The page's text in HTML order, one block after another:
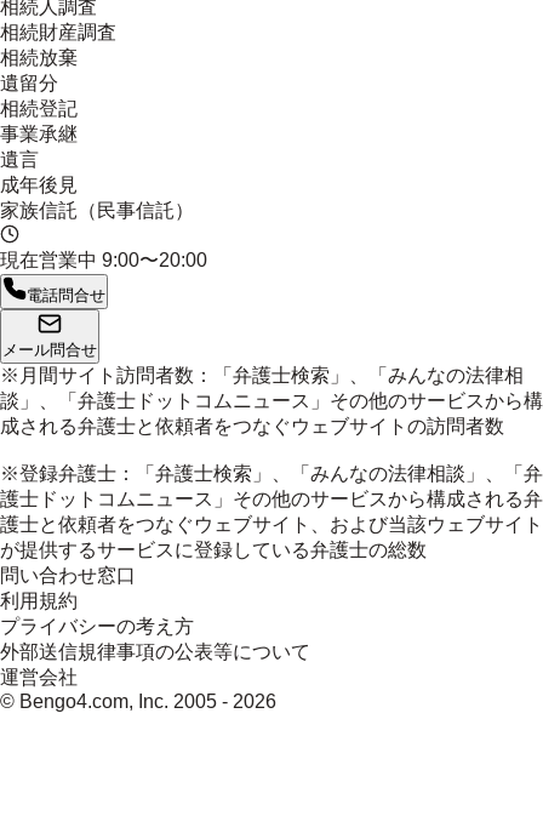
相続人調査
相続財産調査
相続放棄
遺留分
相続登記
事業承継
遺言
成年後見
家族信託（民事信託）
現在営業中 9:00〜20:00
電話問合せ
メール問合せ
※月間サイト訪問者数：「弁護士検索」、「みんなの法律相
談」、「弁護士ドットコムニュース」その他のサービスから構
成される弁護士と依頼者をつなぐウェブサイトの訪問者数
※登録弁護士：「弁護士検索」、「みんなの法律相談」、「弁
護士ドットコムニュース」その他のサービスから構成される弁
護士と依頼者をつなぐウェブサイト、および当該ウェブサイト
が提供するサービスに登録している弁護士の総数
問い合わせ窓口
利用規約
プライバシーの考え方
外部送信規律事項の公表等について
運営会社
© Bengo4.com, Inc. 2005 - 2026